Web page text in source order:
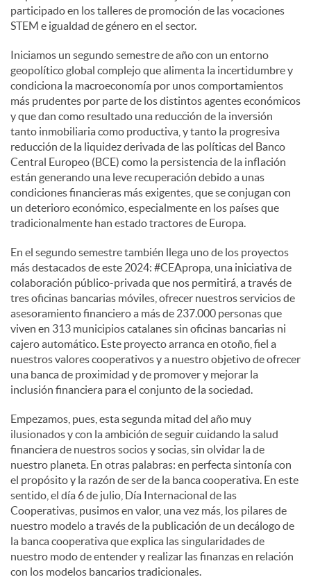
participado en los talleres de promoción de las vocaciones
STEM e igualdad de género en el sector.
Iniciamos un segundo semestre de año con un entorno
geopolítico global complejo que alimenta la incertidumbre y
condiciona la macroeconomía por unos comportamientos
más prudentes por parte de los distintos agentes económicos
y que dan como resultado una reducción de la inversión
tanto inmobiliaria como productiva, y tanto la progresiva
reducción de la liquidez derivada de las políticas del Banco
Central Europeo (BCE) como la persistencia de la inflación
están generando una leve recuperación debido a unas
condiciones financieras más exigentes, que se conjugan con
un deterioro económico, especialmente en los países que
tradicionalmente han estado tractores de Europa.
En el segundo semestre también llega uno de los proyectos
más destacados de este 2024: #CEApropa, una iniciativa de
colaboración público-privada que nos permitirá, a través de
tres oficinas bancarias móviles, ofrecer nuestros servicios de
asesoramiento financiero a más de 237.000 personas que
viven en 313 municipios catalanes sin oficinas bancarias ni
cajero automático. Este proyecto arranca en otoño, fiel a
nuestros valores cooperativos y a nuestro objetivo de ofrecer
una banca de proximidad y de promover y mejorar la
inclusión financiera para el conjunto de la sociedad.
Empezamos, pues, esta segunda mitad del año muy
ilusionados y con la ambición de seguir cuidando la salud
financiera de nuestros socios y socias, sin olvidar la de
nuestro planeta. En otras palabras: en perfecta sintonía con
el propósito y la razón de ser de la banca cooperativa. En este
sentido, el día 6 de julio, Día Internacional de las
Cooperativas, pusimos en valor, una vez más, los pilares de
nuestro modelo a través de la publicación de un decálogo de
la banca cooperativa que explica las singularidades de
nuestro modo de entender y realizar las finanzas en relación
con los modelos bancarios tradicionales.